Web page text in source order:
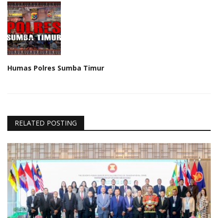
Humas Polres Sumba Timur
RELATED POSTING